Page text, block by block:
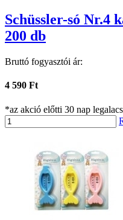
Schüssler-só Nr.4
200 db
Bruttó fogyasztói ár:
4 590 Ft
*az akció előtti 30 nap